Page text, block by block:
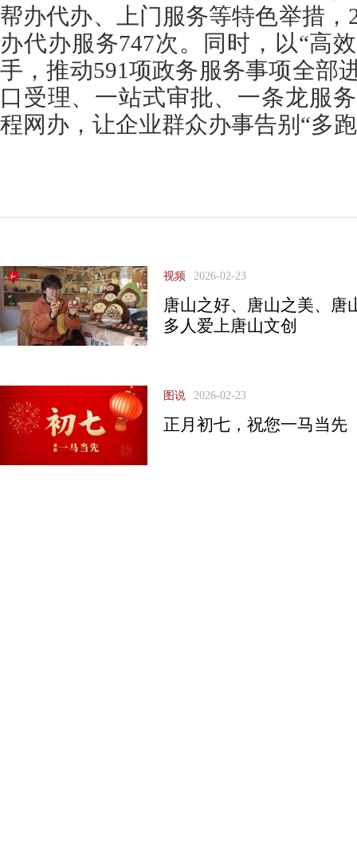
帮办代办、上门服务等特色举措，
办代办服务747次。同时，以“高
手，推动591项政务服务事项全部
口受理、一站式审批、一条龙服
程网办，让企业群众办事告别“多
视频 2026-02-23
唐山之好、唐山之美、唐
多人爱上唐山文创
图说 2026-02-23
正月初七，祝您一马当先